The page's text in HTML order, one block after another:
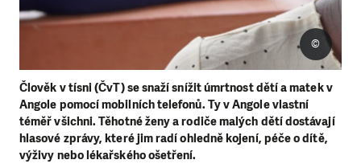
Člověk v tísni (ČvT) se snaží snížit úmrtnost dětí a matek v
Angole pomocí mobilních telefonů. Ty v Angole vlastní
téměř všichni. Těhotné ženy a rodiče malých dětí dostávají
hlasové zprávy, které jim radí ohledně kojení, péče o dítě,
výživy nebo lékařského ošetření.
©